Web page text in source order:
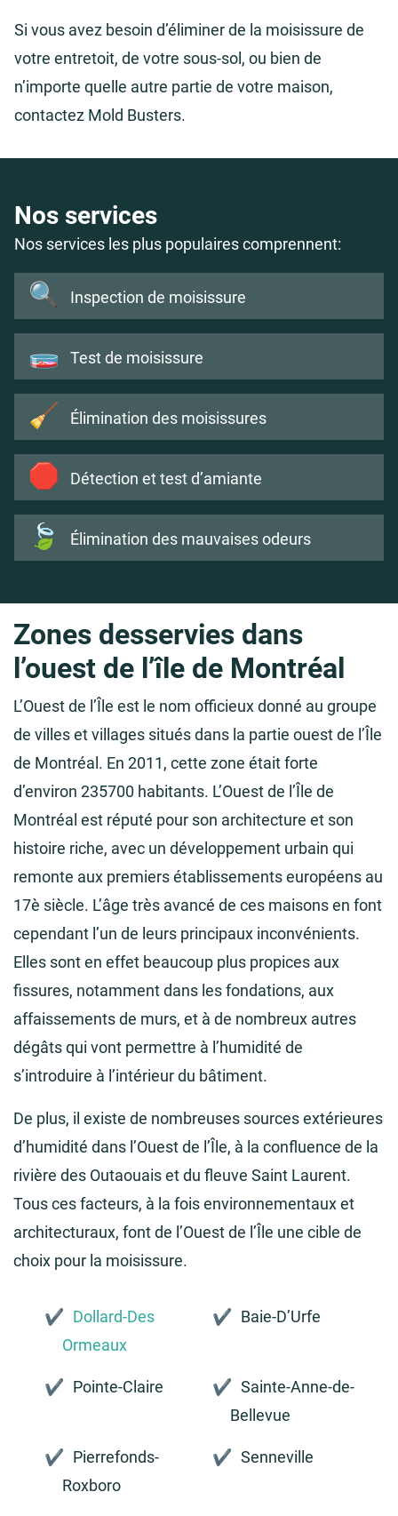
Si vous avez besoin d’éliminer de la moisissure de
votre entretoit, de votre sous-sol, ou bien de
n’importe quelle autre partie de votre maison,
contactez Mold Busters.
Nos services
Nos services les plus populaires comprennent:
🔍 Inspection de moisissure
🧫 Test de moisissure
🧹 Élimination des moisissures
🛑 Détection et test d’amiante
🍃 Élimination des mauvaises odeurs
Zones desservies dans
l’ouest de l’île de Montréal
L’Ouest de l’Île est le nom officieux donné au groupe
de villes et villages situés dans la partie ouest de l’Île
de Montréal. En 2011, cette zone était forte
d’environ 235700 habitants. L’Ouest de l’Île de
Montréal est réputé pour son architecture et son
histoire riche, avec un développement urbain qui
remonte aux premiers établissements européens au
17è siècle. L’âge très avancé de ces maisons en font
cependant l’un de leurs principaux inconvénients.
Elles sont en effet beaucoup plus propices aux
fissures, notamment dans les fondations, aux
affaissements de murs, et à de nombreux autres
dégâts qui vont permettre à l’humidité de
s’introduire à l’intérieur du bâtiment.
De plus, il existe de nombreuses sources extérieures
d’humidité dans l’Ouest de l’Île, à la confluence de la
rivière des Outaouais et du fleuve Saint Laurent.
Tous ces facteurs, à la fois environnementaux et
architecturaux, font de l’Ouest de l’Île une cible de
choix pour la moisissure.
Dollard-Des
Ormeaux
Baie-D’Urfe
Pointe-Claire
Sainte-Anne-de-
Bellevue
Pierrefonds-
Roxboro
Senneville